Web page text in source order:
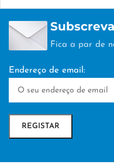
PERSONALIZAÇÃO
DTF/Serigrafia
Fica a par de
Endereço de email: